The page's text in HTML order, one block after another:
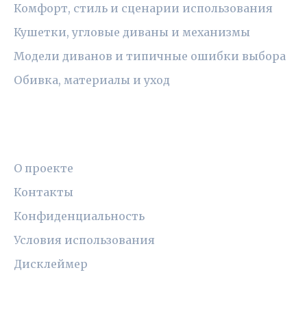
Комфорт, стиль и сценарии использования
Кушетки, угловые диваны и механизмы
Модели диванов и типичные ошибки выбора
Обивка, материалы и уход
О проекте
Контакты
Конфиденциальность
Условия использования
Дисклеймер